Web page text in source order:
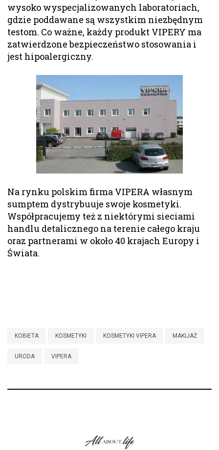
wysoko wyspecjalizowanych laboratoriach,
gdzie poddawane są wszystkim niezbędnym
testom. Co ważne, każdy produkt VIPERY ma
zatwierdzone bezpieczeństwo stosowania i
jest hipoalergiczny.
Na rynku polskim firma VIPERA własnym
sumptem dystrybuuje swoje kosmetyki.
Współpracujemy też z niektórymi sieciami
handlu detalicznego na terenie całego kraju
oraz partnerami w około 40 krajach Europy i
Świata.
KOBIETA KOSMETYKI KOSMETYKI VIPERA MAKIJAŻ
URODA VIPERA